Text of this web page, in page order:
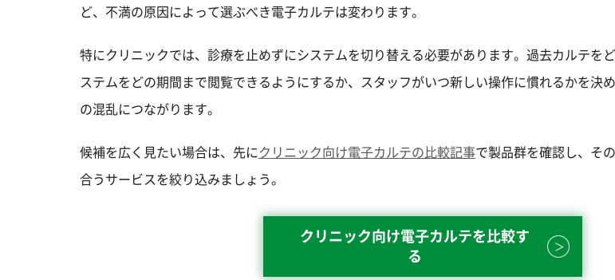
ど、不満の原因によって選ぶべき電子カルテは変わります。
特にクリニックでは、診療を止めずにシステムを切り替える必要があります。過去カルテを
ステムをどの期間まで閲覧できるようにするか、スタッフがいつ新しい操作に慣れるかを決
の混乱につながります。
候補を広く見たい場合は、先にクリニック向け電子カルテの比較記事で製品群を確認し、そ
合うサービスを絞り込みましょう。
クリニック向け電子カルテを比較す
る